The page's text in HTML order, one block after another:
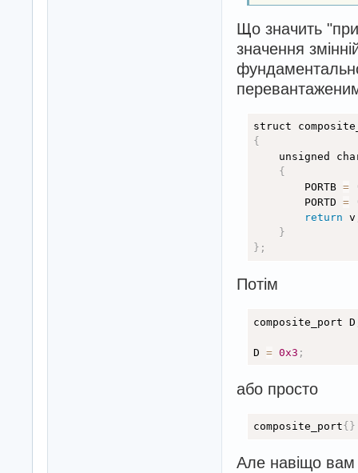
Що значить
значення
{
unsigned
{
        PORTB
=
        PORTD
=
return v
}
} ;
Потім
composite_port D
D = 0x3 ;
або просто
composite_port{ }
Але навіщо вам